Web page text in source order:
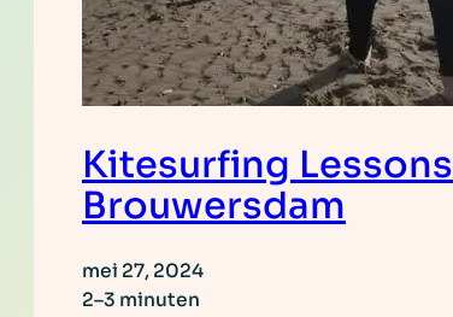
Kitesurfing Lessons
Brouwersdam
mei 27, 2024
2–3 minuten